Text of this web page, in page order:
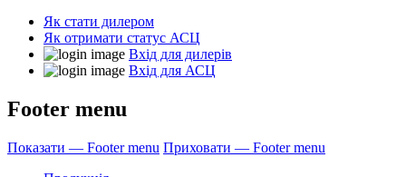
Як стати дилером
Як отримати статус АСЦ
Вхід для дилерів
Вхід для АСЦ
Footer menu
Показати — Footer menu Приховати — Footer menu